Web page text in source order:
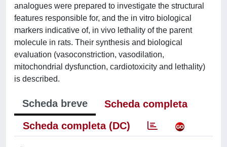
analogues were prepared to investigate the structural
features responsible for, and the in vitro biological
markers indicative of, in vivo lethality of the parent
molecule in rats. Their synthesis and biological
evaluation (vasoconstriction, vasodilation,
mitochondrial dysfunction, cardiotoxicity and lethality)
is described.
Scheda breve
Scheda completa
Scheda completa (DC)